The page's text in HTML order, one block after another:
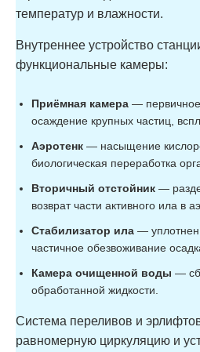
температур и влажности.
Внутреннее устройство
функциональные камеры:
Приёмная камера — первичное
осаждение крупных частиц,
Аэротенк — насыщение
биологическая переработка
Вторичный отстойник —
возврат части активного ила в
Стабилизатор ила —
частичное обезвоживание
Камера очищенной воды —
обработанной жидкости.
Система переливов и
равномерную циркуляцию и